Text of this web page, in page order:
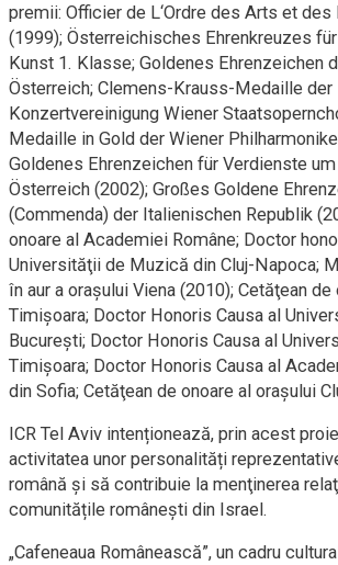
premii: Officier de L‘Ordre des Arts et des
(1999); Österreichisches Ehrenkreuzes
Kunst 1. Klasse; Goldenes Ehrenzeichen
Österreich; Clemens-Krauss-Medaille der
Konzertvereinigung Wiener
Medaille in Gold der Wiener
Goldenes Ehrenzeichen für Verdienste
Österreich (2002); Großes Goldene
(Commenda) der Italienischen Republik
onoare al Academiei Române; Doctor
Universităţii de Muzică din Cluj-Napoca;
în aur a oraşului Viena (2010); Cetăţean
Timişoara; Doctor Honoris Causa al
Bucureşti; Doctor Honoris Causa al
Timişoara; Doctor Honoris Causa al
din Sofia; Cetăţean de onoare al oraşului
ICR Tel Aviv intenționează, prin acest
activitatea unor personalități
română și să contribuie la menţinerea
comunitățile românești din Israel.
„Cafeneaua Românească”, un cadru